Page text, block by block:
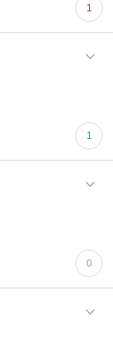
1
1
0